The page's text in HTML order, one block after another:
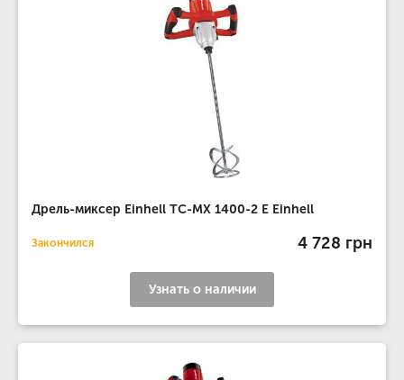
Дрель-миксер Einhell TC-MX 1400-2 E Einhell
Закончился 4 728 грн
Узнать о наличии